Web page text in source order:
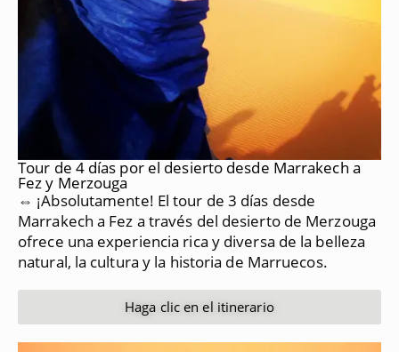
Tour de 4 días por el desierto desde Marrakech a
Fez y Merzouga
⇔ ¡Absolutamente! El tour de 3 días desde
Marrakech a Fez a través del desierto de Merzouga
ofrece una experiencia rica y diversa de la belleza
natural, la cultura y la historia de Marruecos.
Haga clic en el itinerario